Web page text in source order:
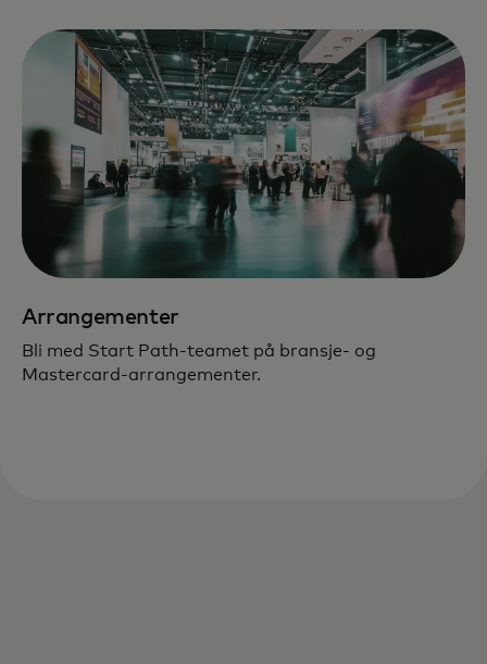
Arrangementer
Bli med Start Path-teamet på bransje- og
Mastercard-arrangementer.